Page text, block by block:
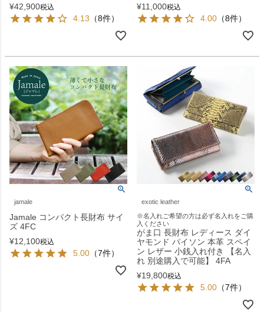
¥42,900税込
4.13 （8件）
¥11,000税込
4.00 （8件）
jamale
Jamale コンパクト長財布 サイ
ズ 4FC
¥12,100税込
5.00 （7件）
exotic leather
※名入れご希望の方は必ず名入れをご購
入ください
がま口 長財布 レディース ダイ
ヤモンド パイソン 本革 スペイ
ン レザー 小銭入れ付き 【名入
れ 別途購入で可能】 4FA
¥19,800税込
5.00 （7件）